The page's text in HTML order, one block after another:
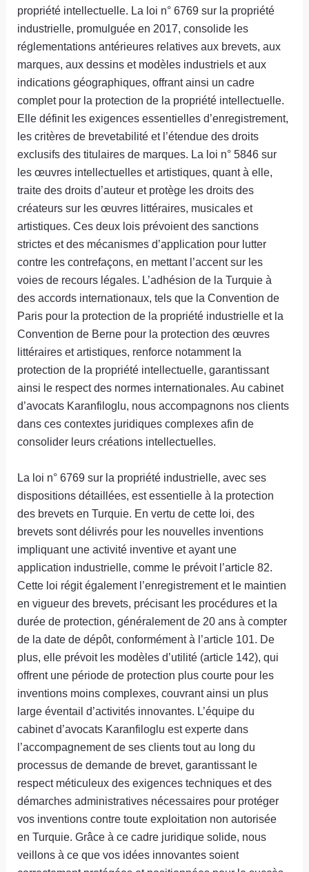
propriété intellectuelle. La loi n° 6769 sur la propriété
industrielle, promulguée en 2017, consolide les
réglementations antérieures relatives aux brevets, aux
marques, aux dessins et modèles industriels et aux
indications géographiques, offrant ainsi un cadre
complet pour la protection de la propriété intellectuelle.
Elle définit les exigences essentielles d’enregistrement,
les critères de brevetabilité et l’étendue des droits
exclusifs des titulaires de marques. La loi n° 5846 sur
les œuvres intellectuelles et artistiques, quant à elle,
traite des droits d’auteur et protège les droits des
créateurs sur les œuvres littéraires, musicales et
artistiques. Ces deux lois prévoient des sanctions
strictes et des mécanismes d’application pour lutter
contre les contrefaçons, en mettant l’accent sur les
voies de recours légales. L’adhésion de la Turquie à
des accords internationaux, tels que la Convention de
Paris pour la protection de la propriété industrielle et la
Convention de Berne pour la protection des œuvres
littéraires et artistiques, renforce notamment la
protection de la propriété intellectuelle, garantissant
ainsi le respect des normes internationales. Au cabinet
d’avocats Karanfiloglu, nous accompagnons nos clients
dans ces contextes juridiques complexes afin de
consolider leurs créations intellectuelles.
La loi n° 6769 sur la propriété industrielle, avec ses
dispositions détaillées, est essentielle à la protection
des brevets en Turquie. En vertu de cette loi, des
brevets sont délivrés pour les nouvelles inventions
impliquant une activité inventive et ayant une
application industrielle, comme le prévoit l’article 82.
Cette loi régit également l’enregistrement et le maintien
en vigueur des brevets, précisant les procédures et la
durée de protection, généralement de 20 ans à compter
de la date de dépôt, conformément à l’article 101. De
plus, elle prévoit les modèles d’utilité (article 142), qui
offrent une période de protection plus courte pour les
inventions moins complexes, couvrant ainsi un plus
large éventail d’activités innovantes. L’équipe du
cabinet d’avocats Karanfiloglu est experte dans
l’accompagnement de ses clients tout au long du
processus de demande de brevet, garantissant le
respect méticuleux des exigences techniques et des
démarches administratives nécessaires pour protéger
vos inventions contre toute exploitation non autorisée
en Turquie. Grâce à ce cadre juridique solide, nous
veillons à ce que vos idées innovantes soient